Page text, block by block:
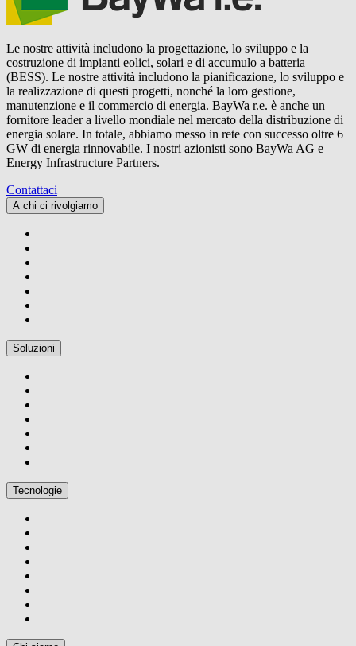
Le nostre attività includono la progettazione, lo sviluppo e la
costruzione di impianti eolici, solari e di accumulo a batteria
(BESS). Le nostre attività includono la pianificazione, lo sviluppo e
la realizzazione di questi progetti, nonché la loro gestione,
manutenzione e il commercio di energia. BayWa r.e. è anche un
fornitore leader a livello mondiale nel mercato della distribuzione di
energia solare. In totale, abbiamo messo in rete con successo oltre 6
GW di energia rinnovabile. I nostri azionisti sono BayWa AG e
Energy Infrastructure Partners.
Contattaci
A chi ci rivolgiamo
Soluzioni
Tecnologie